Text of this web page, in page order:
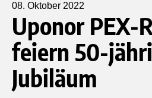
08. Oktober 2022
Uponor PEX-
feiern 50-
Jubiläum